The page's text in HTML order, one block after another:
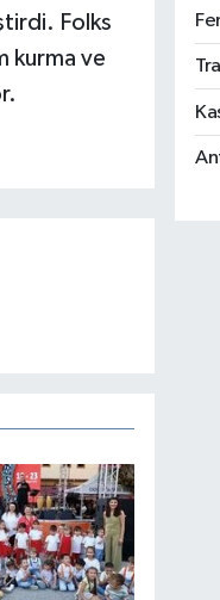
Folks
kurma ve